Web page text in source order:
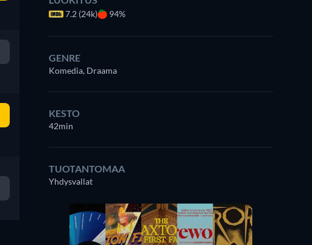
7.2 (24k) 94%
GENRE
Komedia, Draama
KESTO
42min
TUOTANTOMAA
Yhdysvallat